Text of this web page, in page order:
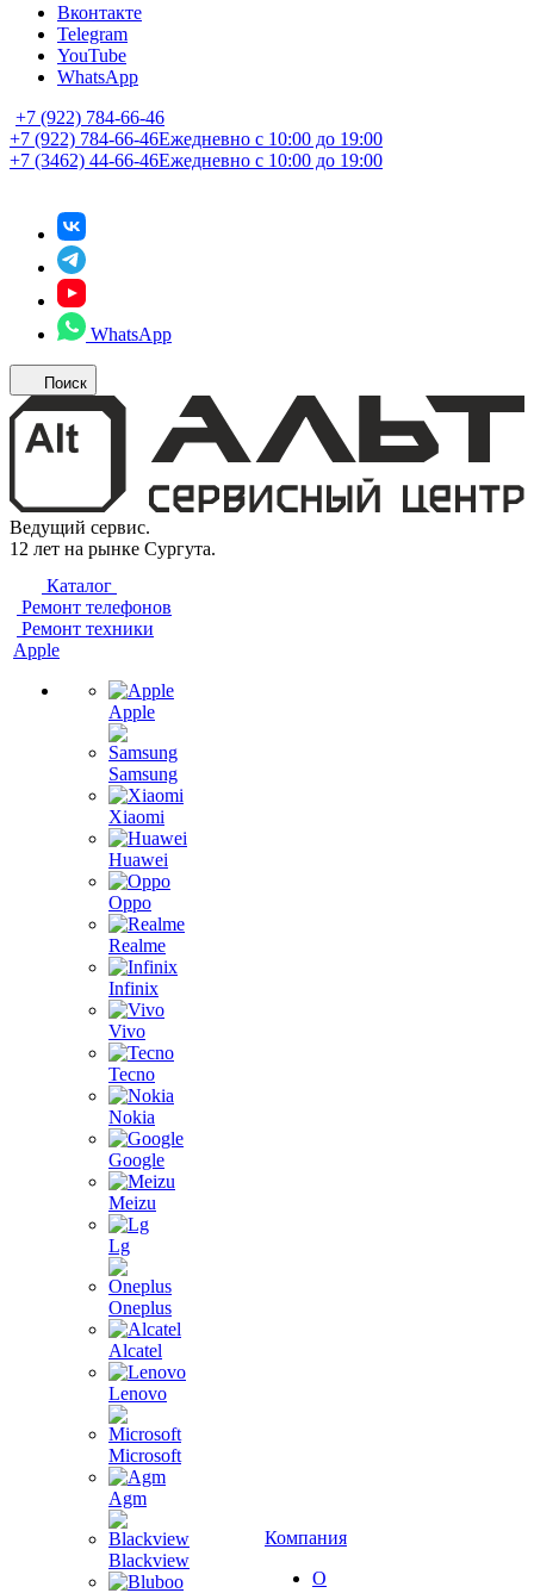
Вконтакте
Telegram
YouTube
WhatsApp
+7 (922) 784-66-46
+7 (922) 784-66-46Ежедневно с 10:00 до 19:00
+7 (3462) 44-66-46Ежедневно с 10:00 до 19:00
WhatsApp
Поиск
Ведущий сервис.
12 лет на рынке Сургута.
Каталог
Ремонт телефонов
Ремонт техники
Apple
Apple
Samsung
Xiaomi
Huawei
Oppo
Realme
Infinix
Vivo
Tecno
Nokia
Google
Meizu
Lg
Oneplus
Alcatel
Lenovo
Microsoft
Agm
Blackview
Компания
О